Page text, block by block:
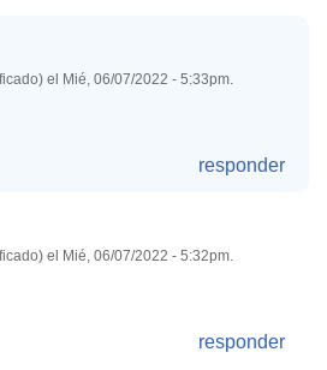
el Mié, 06/07/2022 - 5:33pm.
responder
el Mié, 06/07/2022 - 5:32pm.
responder